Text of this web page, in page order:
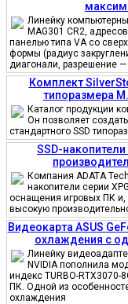
Линейку
MAG301 CR2,
панелью типа VA со
формы (радиус
диагонали, разрешение
Комплект
типоразмера
Каталог продукции
Он позволяет
стандартного SSD
SSD-накопители
Компания ADATA
накопители серии
оснащения игровых ПК и,
высокую
Видеокарта ASUS
охлаждения с
Линейку
NVIDIA пополнила
индекс TURBO-
ПК. Одной из
охлаждения